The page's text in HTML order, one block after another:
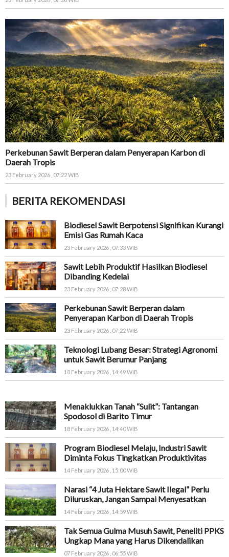
Perkebunan Sawit Berperan dalam Penyerapan Karbon di
Daerah Tropis
23 February 2026 , 07:22 WIB
BERITA REKOMENDASI
Biodiesel Sawit Berpotensi Signifikan Kurangi
Emisi Gas Rumah Kaca
23 February 2026 , 07:33 WIB
Sawit Lebih Produktif Hasilkan Biodiesel
Dibanding Kedelai
23 February 2026 , 07:28 WIB
Perkebunan Sawit Berperan dalam
Penyerapan Karbon di Daerah Tropis
23 February 2026 , 07:22 WIB
Teknologi Lubang Besar: Strategi Agronomi
untuk Sawit Berumur Panjang
18 February 2026 , 14:49 WIB
Menaklukkan Tanah “Sulit”: Tantangan
Spodosol di Barito Timur
18 February 2026 , 14:40 WIB
Program Biodiesel Melaju, Industri Sawit
Diminta Fokus Tingkatkan Produktivitas
14 February 2026 , 15:00 WIB
Narasi “4 Juta Hektare Sawit Ilegal” Perlu
Diluruskan, Jangan Sampai Menyesatkan
14 February 2026 , 14:59 WIB
Tak Semua Gulma Musuh Sawit, Peneliti PPKS
Ungkap Mana yang Harus Dikendalikan
07 February 2026 , 06:55 WIB